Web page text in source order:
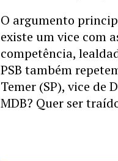
O argumento
existe um vice com
competência,
PSB também
Temer (SP), vice de
MDB? Quer ser